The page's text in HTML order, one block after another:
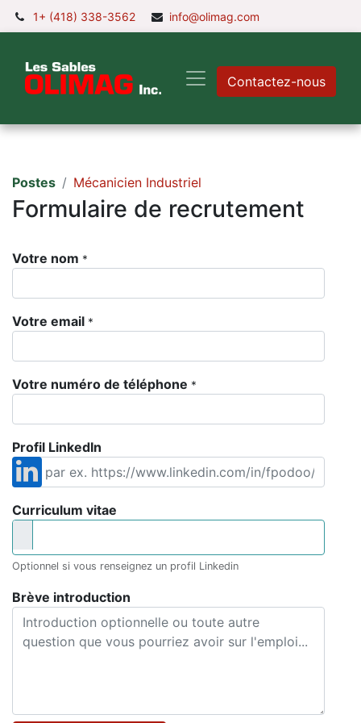
1+ (418) 338-3562 info@olimag.com
Contactez-nous
Postes Mécanicien Industriel
Formulaire de recrutement
Votre nom *
Votre email *
Votre numéro de téléphone *
Profil LinkedIn
Curriculum vitae
Optionnel si vous renseignez un profil Linkedin
Brève introduction